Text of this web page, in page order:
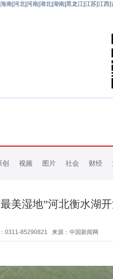
海南 河北 河南 湖北 湖南 黑龙江 江苏 江西
创 视频 图片 社会 财经
美湿地”河北衡水湖
0311-85290821 来源：中国新闻网